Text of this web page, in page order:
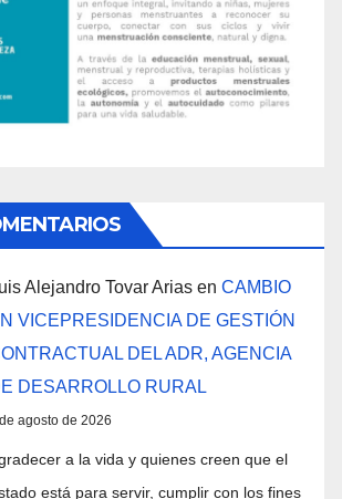
Alejandro Tovar Arias en CAMBIO
VICEPRESIDENCIA DE GESTIÓN
DEL ADR, AGENCIA
DESARROLLO RURAL
agosto de 2026
a la vida y quienes creen que el
está para servir, cumplir con los fines